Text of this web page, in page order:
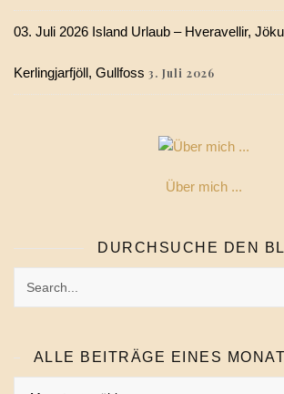
03. Juli 2026 Island Urlaub – Hveravellir,
Kerlingjarfjöll, Gullfoss 3. Juli 2026
Über mich ...
DURCHSUCHE DEN
ALLE BEITRÄGE EINES